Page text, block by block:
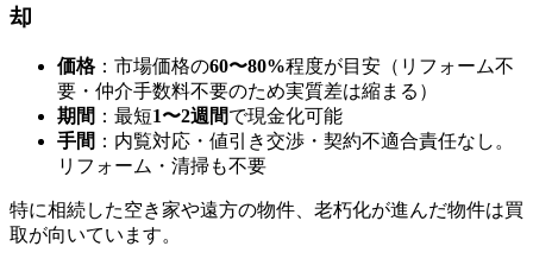
却
価格：市場価格の60〜80%程度が目安（リフォーム不
要・仲介手数料不要のため実質差は縮まる）
期間 ：最短1〜2週間で現金化可能
手間 ：内覧対応・値引き交渉・契約不適合責任なし。
リフォーム・清掃も不要
特に相続した空き家や遠方の物件、老朽化が進んだ物件は買
取が向いています。